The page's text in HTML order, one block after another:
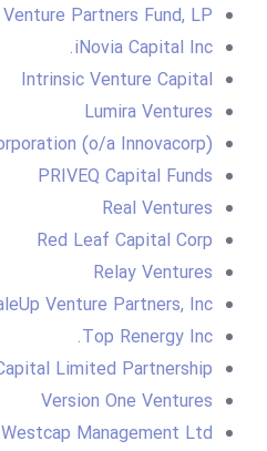
Partners Fund, LP
iNovia Capital Inc.
Intrinsic Venture Capital
Lumira Ventures
(o/a Innovacorp)
PRIVEQ Capital Funds
Real Ventures
Red Leaf Capital Corp
Relay Ventures
Venture Partners, Inc.
Top Renergy Inc.
Limited Partnership
Version One Ventures
Westcap Management Ltd.